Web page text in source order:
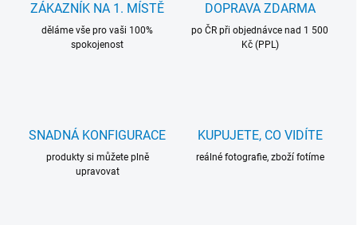
ZÁKAZNÍK NA 1. MÍSTĚ
děláme vše pro vaši 100%
spokojenost
DOPRAVA ZDARMA
po ČR při objednávce nad 1 500
Kč (PPL)
SNADNÁ KONFIGURACE
produkty si můžete plně
upravovat
KUPUJETE, CO VIDÍTE
reálné fotografie, zboží fotíme